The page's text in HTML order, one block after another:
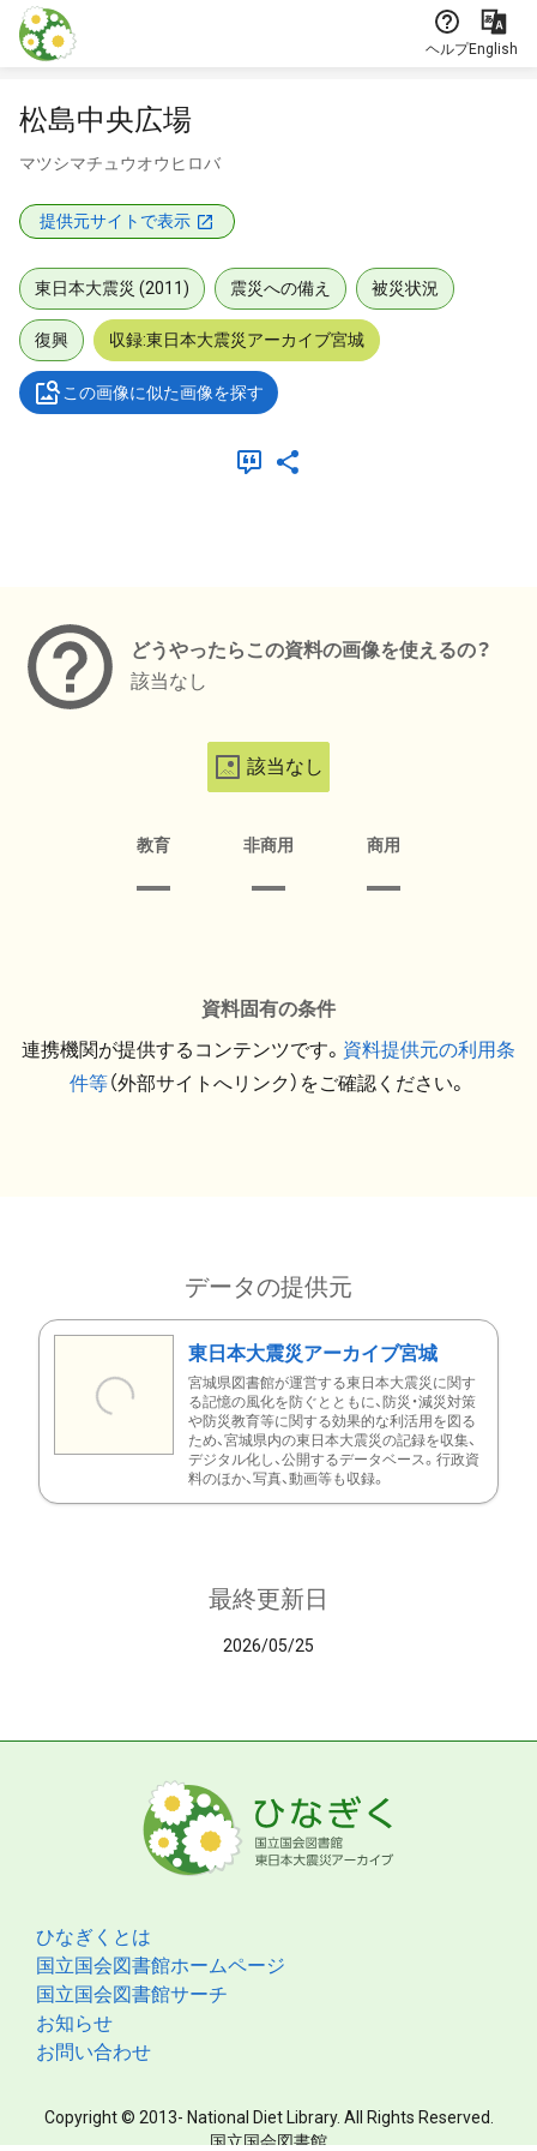
本文に飛ぶ
ヘルプEnglish
松島中央広場
マツシマチュウオウヒロバ
提供元サイトで表示
東日本大震災 (2011) 震災への備え 被災状況
復興 収録:東日本大震災アーカイブ宮城
この画像に似た画像を探す
どうやったらこの資料の画像を使えるの？
該当なし
該当なし
教育 非商用 商用
資料固有の条件
連携機関が提供するコンテンツです。 資料提供元の利用条
件等（外部サイトへリンク）をご確認ください。
データの提供元
東日本大震災アーカイブ宮城
宮城県図書館が運営する東日本大震災に関す
る記憶の風化を防ぐとともに、防災・減災対策
や防災教育等に関する効果的な利活用を図る
ため、宮城県内の東日本大震災の記録を収集、
デジタル化し、公開するデータベース。行政資
料のほか、写真、動画等も収録。
最終更新日
2026/05/25
ひなぎくとは
国立国会図書館ホームページ
国立国会図書館サーチ
お知らせ
お問い合わせ
Copyright © 2013- National Diet Library. All Rights Reserved.